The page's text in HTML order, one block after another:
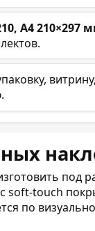
А4 210×297
под
soft-touch
по